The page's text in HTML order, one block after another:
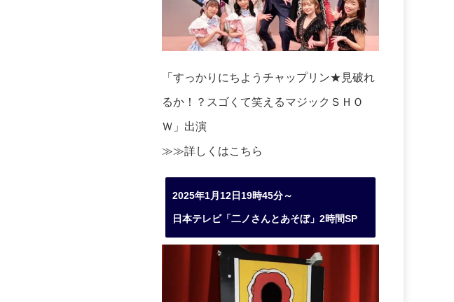
「すっかりにちようチャップリン★見破れ
るか！？スゴくて笑えるマジックＳＨＯ
Ｗ」出演
≫≫詳しくはこちら
2025年1月12日19時45分～
日本テレビ「二ノさんとあそぼ」2時間SP